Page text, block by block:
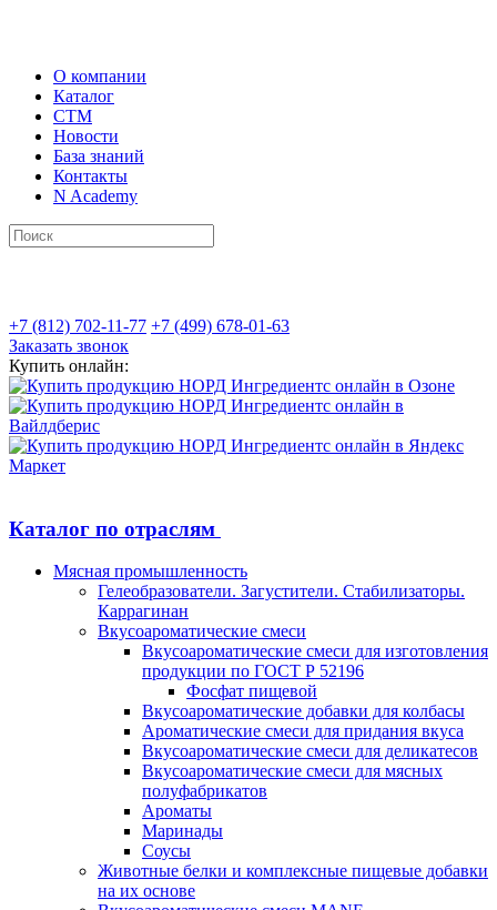
О компании
Каталог
СТМ
Новости
База знаний
Контакты
N Academy
+7 (812) 702-11-77 +7 (499) 678-01-63
Заказать звонок
Купить онлайн:
Каталог по отраслям
Мясная промышленность
Гелеобразователи. Загустители. Стабилизаторы.
Каррагинан
Вкусоароматические смеси
Вкусоароматические смеси для изготовления
продукции по ГОСТ Р 52196
Фосфат пищевой
Вкусоароматические добавки для колбасы
Ароматические смеси для придания вкуса
Вкусоароматические смеси для деликатесов
Вкусоароматические смеси для мясных
полуфабрикатов
Ароматы
Маринады
Соусы
Животные белки и комплексные пищевые добавки
на их основе